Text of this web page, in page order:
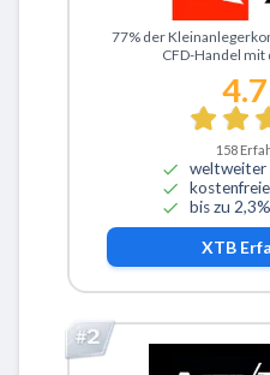
Zu XTB
77% der
CFD-Handel
4.7
158
weltweiter
bis zu
XTB